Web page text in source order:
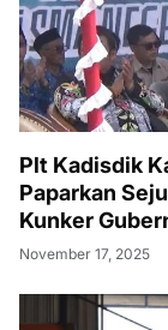
Plt Kadisdik
Paparkan
Kunker
November 17, 2025